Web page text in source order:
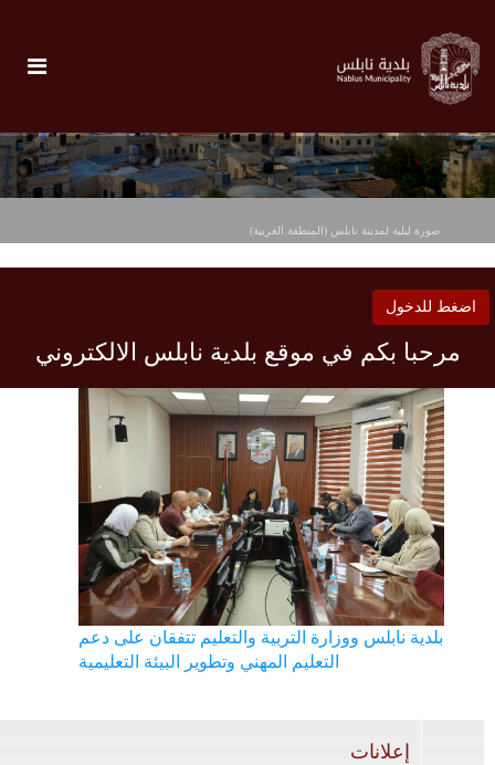
اضغط للدخول
بلدية نابلس الالكترونية
اضغط لمعرفة المزيد
بمناسبة مرور 150 عاما على تأسيسها
بلدية نابلس تطلق مجموعة إصدارات توثيقية حول تاريخ البلدية
مرحبا بكم في موقع بلدية نابلس الالكتروني
دليل الخدمات الموحد
صورة ليلية لمدينة نابلس (المنطقة الغربية)
بلدية نابلس ووزارة التربية والتعليم تتفقان على دعم
التعليم المهني وتطوير البيئة التعليمية
إعلانات